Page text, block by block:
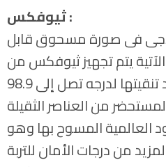
ثيوفكس :
فى صورة مسحوق قابل
الآتية يتم تجهيز ثيوفكس من
أنقى خامات الكبريت بعد تنقيتها لدرجه تصل إلى 98.9
من العناصر الثقيلة
العالمية المسوح بها وهو
من درجات الأمان للتربة